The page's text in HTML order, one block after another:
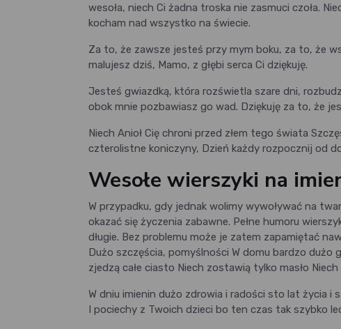
wesoła, niech Ci żadna troska nie zasmuci czoła.
kocham nad wszystko na świecie.
Za to, że zawsze jesteś przy mym boku, za to, że
malujesz dziś, Mamo, z głębi serca Ci dziękuję.
Jesteś gwiazdką, która rozświetla szare dni,
obok mnie pozbawiasz go wad. Dziękuję za to, że
Niech Anioł Cię chroni przed złem tego świata
czterolistne koniczyny, Dzień każdy rozpocznij od
Wesołe wierszyki na
W przypadku, gdy jednak wolimy wywoływać na
okazać się życzenia zabawne. Pełne humoru
długie. Bez problemu może je zatem zapamiętać
Dużo szczęścia, pomyślności W domu bardzo dużo
zjedzą całe ciasto Niech zostawią tylko masło
W dniu imienin dużo zdrowia i radości sto lat życia
I pociechy z Twoich dzieci bo ten czas tak szybko